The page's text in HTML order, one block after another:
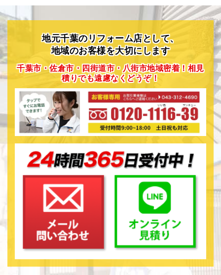
年以上の方が対象 〇 給与 ①正社員 ・月
給30万円～55万円 （技術力及び経験を考慮
して社内規定に基づき決定します） ・昇給・
賞与年2回有り（会社業績による） ②協力職人
・報酬は応相談 （技術力及び経験を考
慮して社内規定に基づき決定します） 〇 勤務時
間 ①正社員 8時～18時頃（冬季：現場での
作業時間） 8時～19時頃（夏季：現場での作業
時間） 原則として日曜日休み（月1回希望休有
り） ただし、入社後3か月間は試用期間とする
②協力職人 業務委託の内容による 〇 勤
務地域 千葉市内を中心としたエリアがメイン
〇 休日休暇 ①正社員 原則として、日曜・
年末年始・夏季・GW休暇 有給休暇有り（その
他、相談可） ②協力職人 業務委託の内容
による 〇 資格等 学歴・年齢・経験等一切
不問 要普通自動車運転免許 〇 待遇 ①正
社員 社会保険完備（雇用保険・労災保険・厚
生年金・健康保険） 交通費支給（社内規定に
よる）、制服貸与、車・バイク通勤可 資格取
地元千葉のリフォーム店として、
地域のお客様を大切にします
千葉市・佐倉市・四街道市・八街市地域密着！相見
積りでも遠慮なくどうぞ！